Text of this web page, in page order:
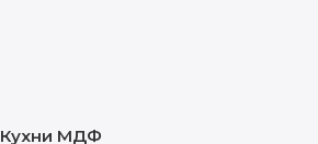
Кухни МДФ